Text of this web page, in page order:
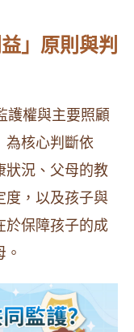
」原則與判
護權與主要照顧
為核心判斷依
狀況、父母的教
度，以及孩子與
於保障孩子的成